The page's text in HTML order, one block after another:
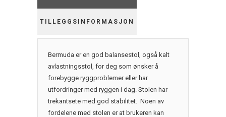
TILLEGGSINFORMASJON
Bermuda er en god balansestol, også kalt
avlastningsstol, for deg som ønsker å
forebygge ryggproblemer eller har
utfordringer med ryggen i dag. Stolen har
trekantsete med god stabilitet. Noen av
fordelene med stolen er at brukeren kan